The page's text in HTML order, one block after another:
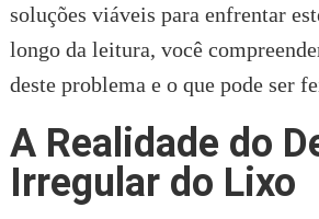
soluções viáveis para enfrentar
longo da leitura, você
deste problema e o que pode ser
A Realidade do
Irregular do Lixo